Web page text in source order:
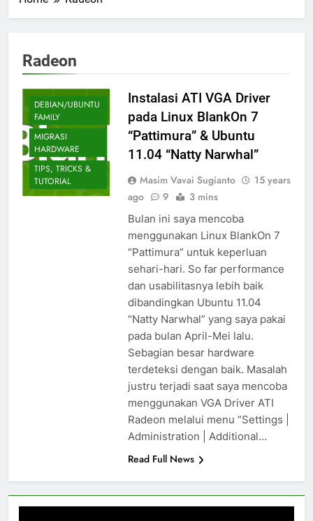
Radeon
DEBIAN/UBUNTU
FAMILY
MIGRASI
HARDWARE
TIPS, TRICKS &
TUTORIAL
Instalasi ATI VGA Driver
pada Linux BlankOn 7
“Pattimura” & Ubuntu
11.04 “Natty Narwhal”
Masim Vavai Sugianto
15 years
ago
9 3 mins
Bulan ini saya mencoba
menggunakan Linux BlankOn 7
“Pattimura” untuk keperluan
sehari-hari. So far performance
dan usabilitasnya lebih baik
dibandingkan Ubuntu 11.04
“Natty Narwhal” yang saya pakai
pada bulan April-Mei lalu.
Sebagian besar hardware
terdeteksi dengan baik. Masalah
justru terjadi saat saya mencoba
menggunakan VGA Driver ATI
Radeon melalui menu “Settings |
Administration | Additional…
Read Full News